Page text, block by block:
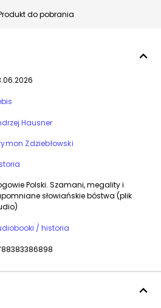
do pobrania
Hausner
Zdziebłowski
Polski. Szamani, megality i
słowiańskie bóstwa (plik
/ historia